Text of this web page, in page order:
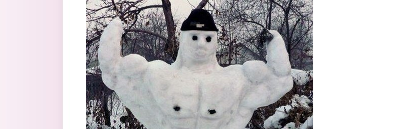
Перейти к основному содержанию